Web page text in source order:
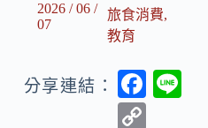
2026 / 06 /
07
旅食消費,
教育
分享連結：
F